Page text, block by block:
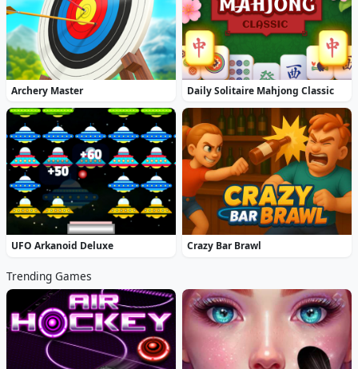
Archery Master Daily Solitaire Mahjong Classic
UFO Arkanoid Deluxe Crazy Bar Brawl
Trending Games